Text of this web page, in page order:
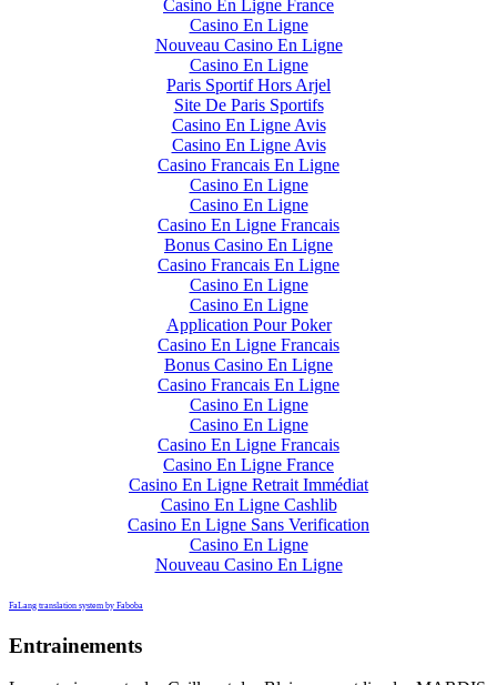
Casino En Ligne France
Casino En Ligne
Nouveau Casino En Ligne
Casino En Ligne
Paris Sportif Hors Arjel
Site De Paris Sportifs
Casino En Ligne Avis
Casino En Ligne Avis
Casino Francais En Ligne
Casino En Ligne
Casino En Ligne
Casino En Ligne Francais
Bonus Casino En Ligne
Casino Francais En Ligne
Casino En Ligne
Casino En Ligne
Application Pour Poker
Casino En Ligne Francais
Bonus Casino En Ligne
Casino Francais En Ligne
Casino En Ligne
Casino En Ligne
Casino En Ligne Francais
Casino En Ligne France
Casino En Ligne Retrait Immédiat
Casino En Ligne Cashlib
Casino En Ligne Sans Verification
Casino En Ligne
Nouveau Casino En Ligne
FaLang translation system by Faboba
Entrainements